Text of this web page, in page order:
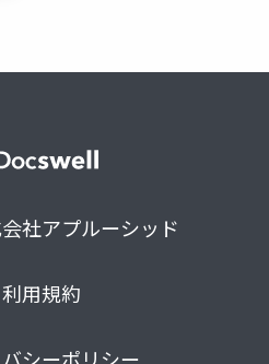
社アプルーシッド
利用規約
シーポリシー